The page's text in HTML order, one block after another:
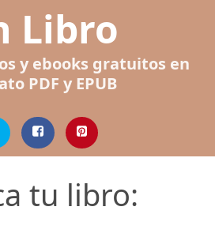
Libro
y ebooks gratuitos en
PDF y EPUB
tu libro: